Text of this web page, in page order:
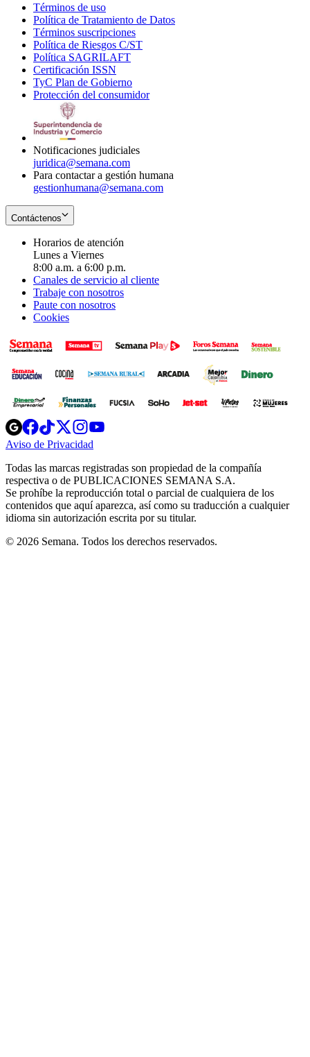
Términos de uso
in
new
window
Política de Tratamiento de Datos
Términos suscripciones
in
Política de Riesgos C/ST
Política SAGRILAFT
new
window
Certificación ISSN
in
new
TyC Plan de Gobierno
in
Protección del consumidorOpens
Notificaciones judiciales
juridica@semana.com
Para contactar a gestión humana
gestionhumana@semana.com
Contáctenos
Horarios de atención
Lunes a Viernes
8:00 a.m. a 6:00 p.m.
Canales de servicio al cliente
Trabaje con nosotros
Paute con nosotros
Cookies
Opens
in
new
Opens
in
new
Opens
in
new
window
Opens
new
windowwindow
Aviso de Privacidad
new
window
Todas las marcas registradas son propiedad de la compañía
respectiva o de PUBLICACIONES SEMANA S.A.
Se prohíbe la reproducción total o parcial de cualquiera de los
contenidos que aquí aparezca, así como su traducción a cualquier
idioma sin autorización escrita por su titular.
© 2026 Semana. Todos los derechos reservados.